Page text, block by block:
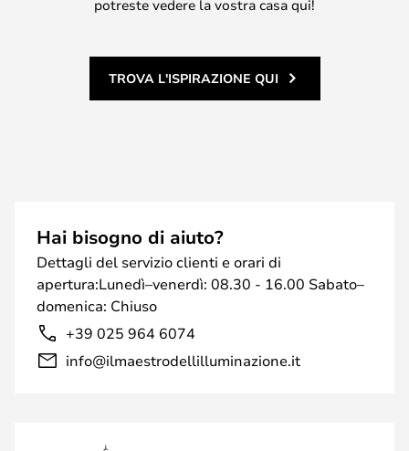
potreste vedere la vostra casa qui!
TROVA L'ISPIRAZIONE QUI
Hai bisogno di aiuto?
Dettagli del servizio clienti e orari di
apertura:Lunedì–venerdì: 08.30 - 16.00 Sabato–
domenica: Chiuso
+39 025 964 6074
info@ilmaestrodellilluminazione.it